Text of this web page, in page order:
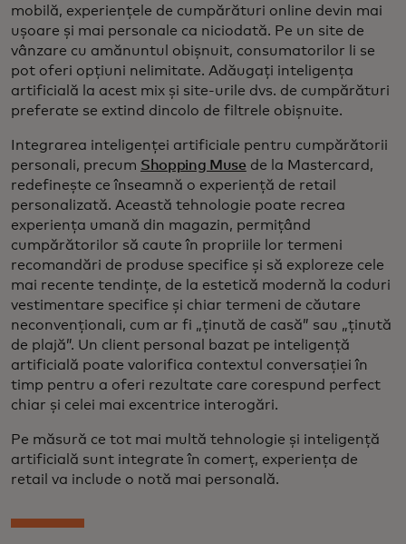
mobilă, experiențele de cumpărături online devin mai
ușoare și mai personale ca niciodată. Pe un site de
vânzare cu amănuntul obișnuit, consumatorilor li se
pot oferi opțiuni nelimitate. Adăugați inteligența
artificială la acest mix și site-urile dvs. de cumpărături
preferate se extind dincolo de filtrele obișnuite.
Integrarea inteligenței artificiale pentru cumpărătorii
personali, precum Shopping Muse de la Mastercard,
redefinește ce înseamnă o experiență de retail
personalizată. Această tehnologie poate recrea
experiența umană din magazin, permițând
cumpărătorilor să caute în propriile lor termeni
recomandări de produse specifice și să exploreze cele
mai recente tendințe, de la estetică modernă la coduri
vestimentare specifice și chiar termeni de căutare
neconvenționali, cum ar fi „ținută de casă” sau „ținută
de plajă”. Un client personal bazat pe inteligență
artificială poate valorifica contextul conversației în
timp pentru a oferi rezultate care corespund perfect
chiar și celei mai excentrice interogări.
Pe măsură ce tot mai multă tehnologie și inteligență
artificială sunt integrate în comerț, experiența de
retail va include o notă mai personală.